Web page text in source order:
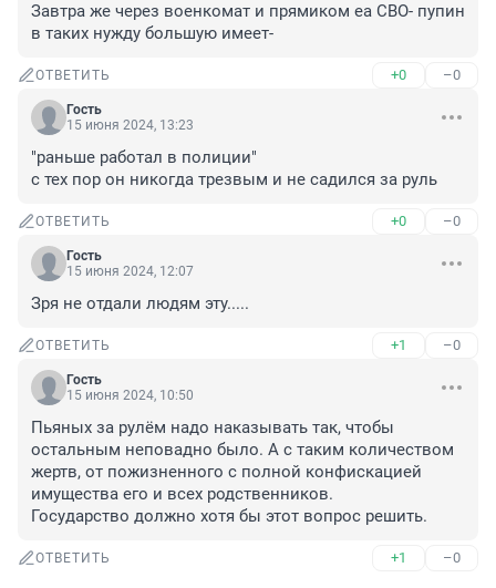
Завтра же через военкомат и прямиком еа СВО- пупин
в таких нужду большую имеет-
ОТВЕТИТЬ +0 –0
Гость
15 июня 2024, 13:23
"раньше работал в полиции"
с тех пор он никогда трезвым и не садился за руль
ОТВЕТИТЬ +0 –0
Гость
15 июня 2024, 12:07
Зря не отдали людям эту.....
ОТВЕТИТЬ +1 –0
Гость
15 июня 2024, 10:50
Пьяных за рулём надо наказывать так, чтобы
остальным неповадно было. А с таким количеством
жертв, от пожизненного с полной конфискацией
имущества его и всех родственников.
Государство должно хотя бы этот вопрос решить.
ОТВЕТИТЬ +1 –0